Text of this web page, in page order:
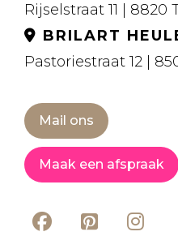
Rijselstraat 11 | 8820
BRILART
Pastoriestraat 12 |
Mail ons
Maak een afspraak